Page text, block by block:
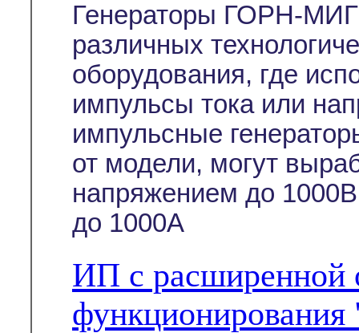
Генераторы ГОРН-
различных
оборудования, где
импульсы тока или
импульсные
от модели, могут
напряжением до
до 1000А
ИП с расширенной